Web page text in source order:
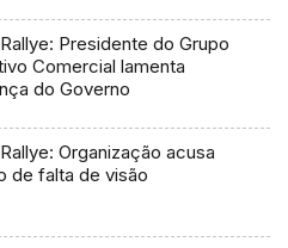
Presidente do Grupo
Comercial lamenta
do Governo
Organização acusa
de falta de visão